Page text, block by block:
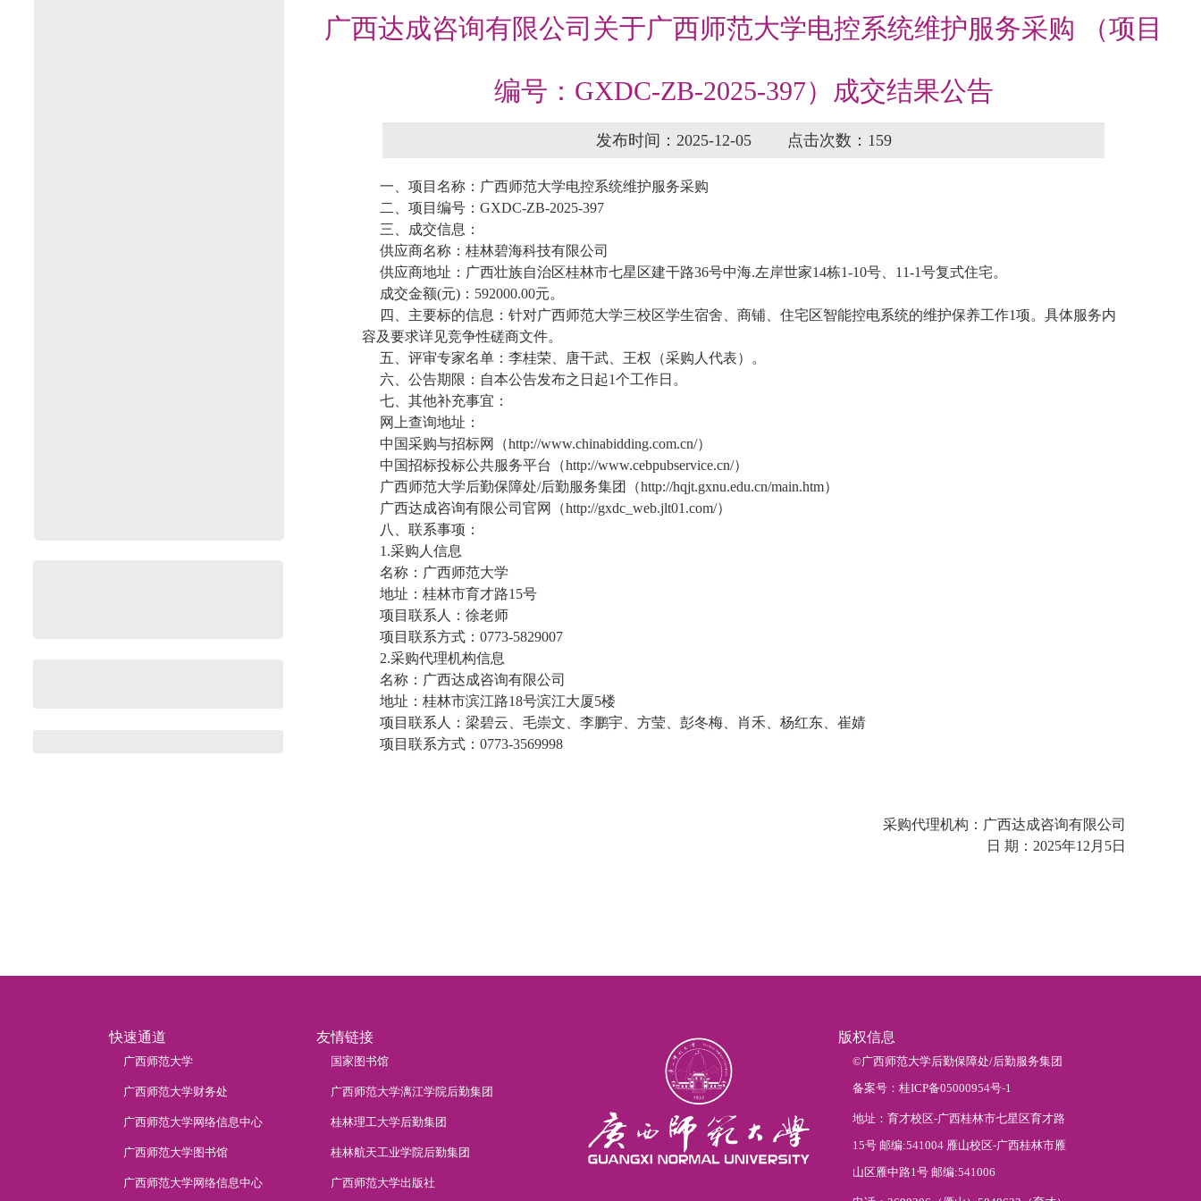
广西达成咨询有限公司关于广西师范大学电控系统维护服务采购 （项目
编号：GXDC-ZB-2025-397）成交结果公告
发布时间：2025-12-05 点击次数： 159
一、项目名称：广西师范大学电控系统维护服务采购
二、项目编号：GXDC-ZB-2025-397
三、成交信息：
供应商名称：桂林碧海科技有限公司
供应商地址：广西壮族自治区桂林市七星区建干路36号中海.左岸世家14栋1-10号、11-1号复式住宅。
成交金额(元)：592000.00元。
四、主要标的信息：针对广西师范大学三校区学生宿舍、商铺、住宅区智能控电系统的维护保养工作1项。具体服务内
容及要求详见竞争性磋商文件。
五、评审专家名单：李桂荣、唐干武、王权（采购人代表）。
六、公告期限：自本公告发布之日起1个工作日。
七、其他补充事宜：
网上查询地址：
中国采购与招标网（http://www.chinabidding.com.cn/）
中国招标投标公共服务平台（http://www.cebpubservice.cn/）
广西师范大学后勤保障处/后勤服务集团（http://hqjt.gxnu.edu.cn/main.htm）
广西达成咨询有限公司官网（http://gxdc_web.jlt01.com/）
八、联系事项：
1.采购人信息
名称：广西师范大学
地址：桂林市育才路15号
项目联系人：徐老师
项目联系方式：0773-5829007
2.采购代理机构信息
名称：广西达成咨询有限公司
地址：桂林市滨江路18号滨江大厦5楼
项目联系人：梁碧云、毛崇文、李鹏宇、方莹、彭冬梅、肖禾、杨红东、崔婧
项目联系方式：0773-3569998
采购代理机构：广西达成咨询有限公司
日 期：2025年12月5日
快速通道
广西师范大学
广西师范大学财务处
广西师范大学网络信息中心
广西师范大学图书馆
广西师范大学网络信息中心
友情链接
国家图书馆
广西师范大学漓江学院后勤集团
桂林理工大学后勤集团
桂林航天工业学院后勤集团
广西师范大学出版社
版权信息
©广西师范大学后勤保障处/后勤服务集团
备案号：桂ICP备05000954号-1
地址：育才校区-广西桂林市七星区育才路
15号 邮编:541004 雁山校区-广西桂林市雁
山区雁中路1号 邮编:541006